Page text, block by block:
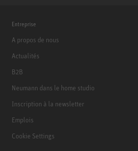
Entreprise
A propos de nous
Actualités
B2B
Neumann dans le home studio
Inscription à la newsletter
Emplois
Cookie Settings